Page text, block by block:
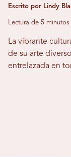
Escrito por Lindy
Lectura de 5 minutos
La vibrante
de su arte
entrelazada en